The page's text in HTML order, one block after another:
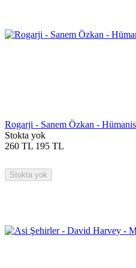
Rogarji - Sanem Özkan -
Stokta yok
260 TL 195 TL
Stokta yok